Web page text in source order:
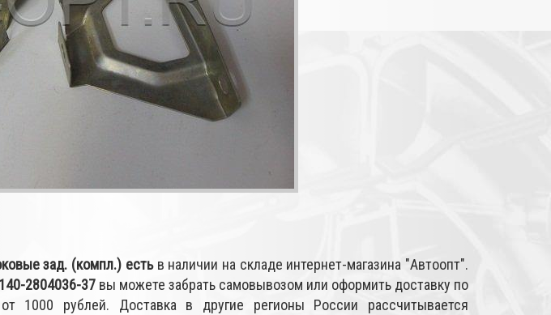
зад. (компл.) естьв наличии на складе интернет-магазина "Автоопт".
2804036-37 вы можете забрать самовывозом или оформить доставку по
1000 рублей. Доставка в другие регионы России рассчитывается